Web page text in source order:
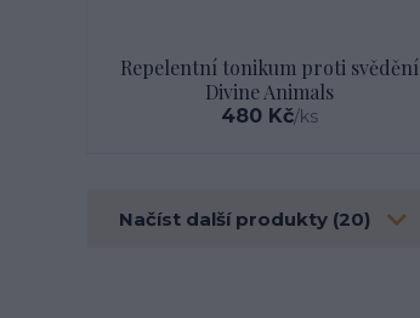
Repelentní tonikum proti svědění
Divine Animals
480 Kč/ks
Načíst další produkty (20)